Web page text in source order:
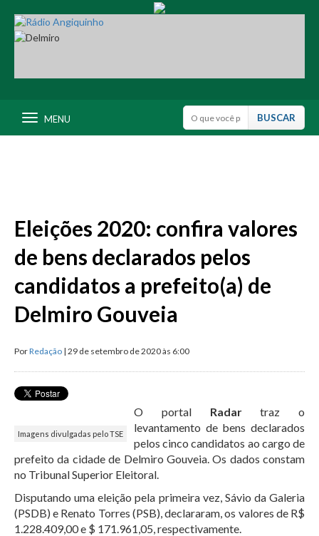
MENU
Eleições 2020: confira valores
de bens declarados pelos
candidatos a prefeito(a) de
Delmiro Gouveia
PorRedação | 29 de setembro de 2020 às 6:00
Imagens divulgadas pelo TSE
O portal Radartraz o
levantamento de bens declarados
pelos cinco candidatos ao cargo de
prefeito da cidade de Delmiro Gouveia. Os dados constam
no Tribunal Superior Eleitoral.
Disputando uma eleição pela primeira vez, Sávio da Galeria
(PSDB) e Renato Torres (PSB), declararam, os valores de R$
1.228.409,00 e $ 171.961,05, respectivamente.